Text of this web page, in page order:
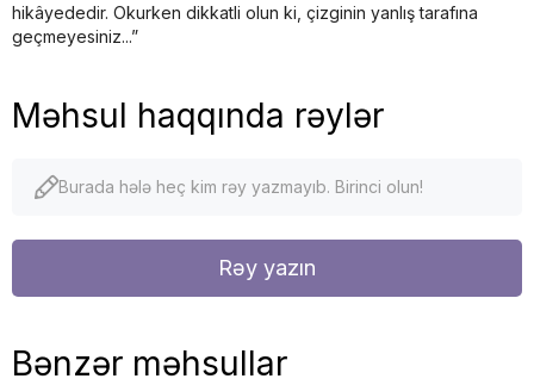
hikâyededir. Okurken dikkatli olun ki, çizginin yanlış tarafına
geçmeyesiniz...”
Məhsul haqqında rəylər
Burada hələ heç kim rəy yazmayıb. Birinci olun!
Rəy yazın
Bənzər məhsullar